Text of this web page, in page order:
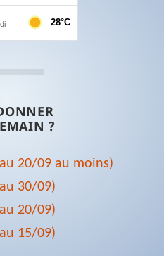
?
20/09 au moins)
30/09)
20/09)
15/09)